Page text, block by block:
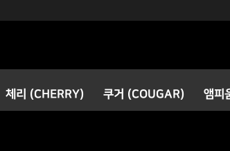
체리 (CHERRY) 쿠거 (COUGAR) 앰피